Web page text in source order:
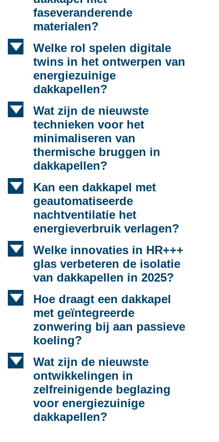
faseveranderende
materialen?
d
Welke rol spelen digitale
twins in het ontwerpen van
energiezuinige
dakkapellen?
d
Wat zijn de nieuwste
technieken voor het
minimaliseren van
thermische bruggen in
dakkapellen?
d
Kan een dakkapel met
geautomatiseerde
nachtventilatie het
energieverbruik verlagen?
d
Welke innovaties in HR+++
glas verbeteren de isolatie
van dakkapellen in 2025?
d
Hoe draagt een dakkapel
met geïntegreerde
zonwering bij aan passieve
koeling?
d
Wat zijn de nieuwste
ontwikkelingen in
zelfreinigende beglazing
voor energiezuinige
dakkapellen?